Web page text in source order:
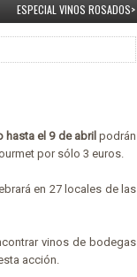
ESPECIAL VINOS ROSADOS>
hasta el 9 de abril podrán
por sólo 3 euros.
en 27 locales de las
vinos de bodegas
acción.